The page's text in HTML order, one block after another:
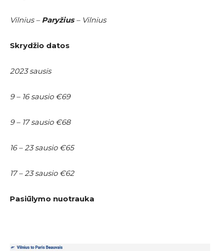
Vilnius – Paryžius – Vilnius
Skrydžio datos
2023 sausis
9 – 16 sausio €69
9 – 17 sausio €68
16 – 23 sausio €65
17 – 23 sausio €62
Pasiūlymo nuotrauka